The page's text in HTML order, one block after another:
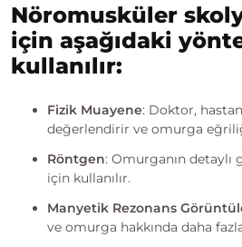
Nöromusküler
için aşağıdaki
kullanılır:
Fizik Muayene: Doktor,
değerlendirir ve omurga
Röntgen: Omurganın
için kullanılır.
Manyetik Rezonans
ve omurga hakkında daha